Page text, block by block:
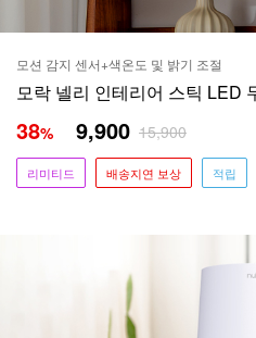
모션 감지 센서+색온도 및 밝기 조절
모락 넬리 인테리어 스틱 LED
38% 9,900 15,900
리미티드 배송지연 보상 적립